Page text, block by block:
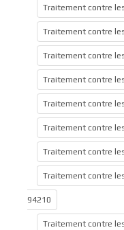
Traitement contre les
Traitement contre
Traitement contre
Traitement contre les
Traitement contre les
Traitement contre les
Traitement contre les
Traitement contre les
94210
Traitement contre les